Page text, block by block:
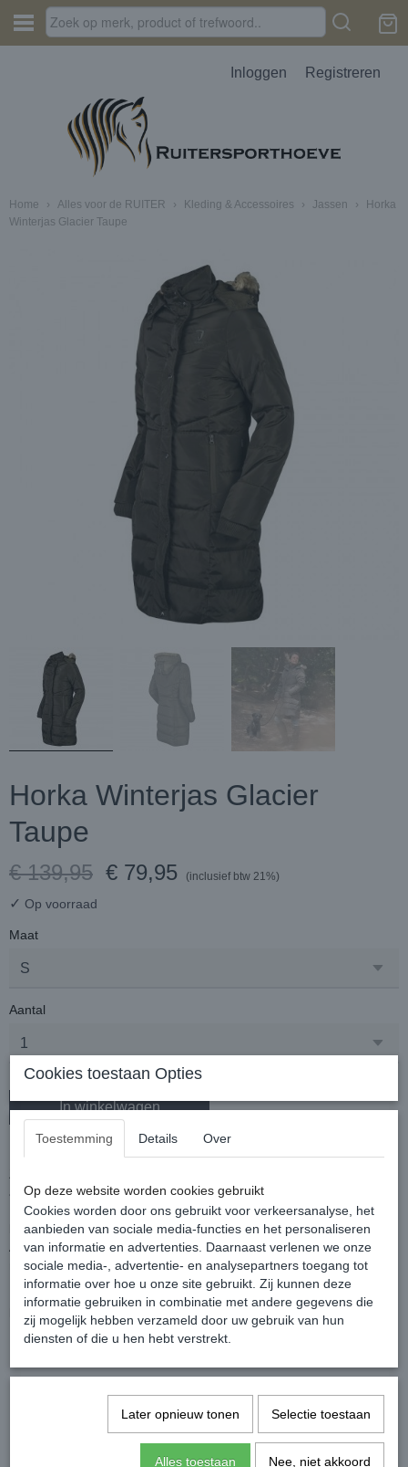
Inloggen Registreren
Home › Alles voor de RUITER › Kleding & Accessoires › Jassen ›
Horka
Winterjas Glacier Taupe
Horka Winterjas Glacier
Taupe
€ 139,95 € 79,95 (inclusief btw 21%)
✓ Op voorraad
Maat
Aantal
In winkelwagen
Een warme lange winterjas van extra waterafstotend materiaal.
afneembaar.
Uitgevoerd met waterafstotende ritsen, en warm fleecebont aan de
bovenste helft van de binnenkant.
Aan de achterkant heeft de jas splitten, zodat de bewegingsvrijheid
niet beperkt wordt.
Kleur: Taupe
Materiaal:
100% polyester
Cookies toestaan Opties
Toestemming Details Over
Op deze website worden cookies gebruikt
Cookies worden door ons gebruikt voor verkeersanalyse, het
aanbieden van sociale media-functies en het personaliseren
van informatie en advertenties. Daarnaast verlenen we onze
sociale media-, advertentie- en analysepartners toegang tot
informatie over hoe u onze site gebruikt. Zij kunnen deze
informatie gebruiken in combinatie met andere gegevens die
zij mogelijk hebben verzameld door uw gebruik van hun
diensten of die u hen hebt verstrekt.
Later opnieuw tonen Selectie toestaan
Alles toestaan Nee, niet akkoord